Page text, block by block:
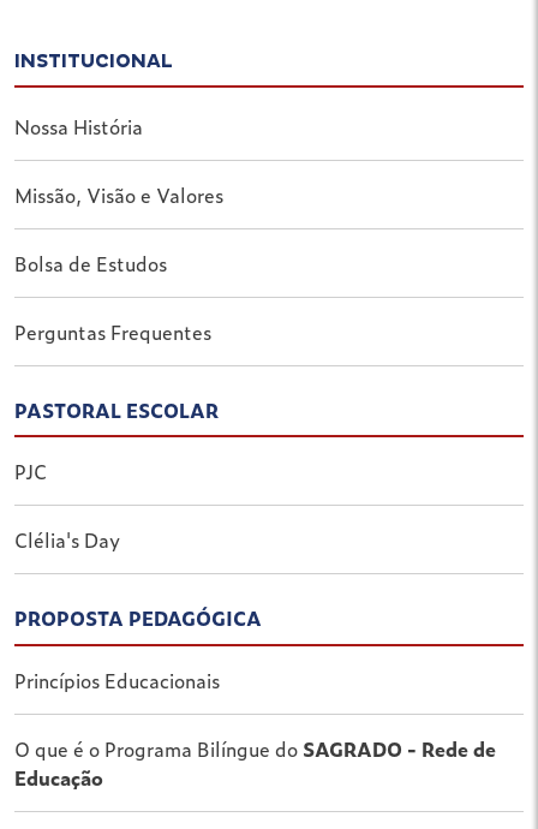
INSTITUCIONAL
Nossa História
Missão, Visão e Valores
Bolsa de Estudos
Perguntas Frequentes
PASTORAL ESCOLAR
PJC
Clélia's Day
PROPOSTA PEDAGÓGICA
Princípios Educacionais
O que é o Programa Bilíngue do SAGRADO - Rede de
Educação